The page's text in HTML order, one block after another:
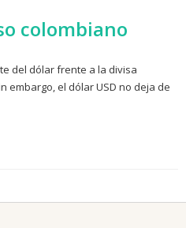
colombiano
del dólar frente a la divisa
embargo, el dólar USD no deja de